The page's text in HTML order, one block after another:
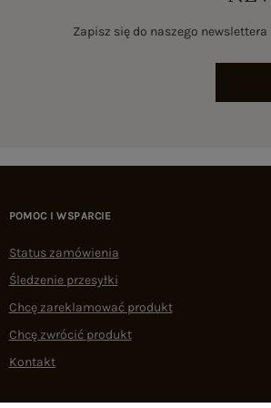
Zapisz się do naszego
POMOC I WSPARCIE
Status zamówienia
Śledzenie przesyłki
Chcę zareklamować produkt
Chcę zwrócić produkt
Kontakt